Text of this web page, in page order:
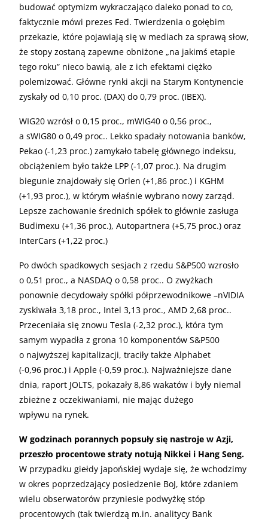
budować optymizm wykraczająco daleko ponad to co,
faktycznie mówi prezes Fed. Twierdzenia o gołębim
przekazie, które pojawiają się w mediach za sprawą słow,
że stopy zostaną zapewne obniżone „na jakimś etapie
tego roku” nieco bawią, ale z ich efektami ciężko
polemizować. Główne rynki akcji na Starym Kontynencie
zyskały od 0,10 proc. (DAX) do 0,79 proc. (IBEX).
WIG20 wzrósł o 0,15 proc., mWIG40 o 0,56 proc.,
a sWIG80 o 0,49 proc.. Lekko spadały notowania banków,
Pekao (-1,23 proc.) zamykało tabelę głównego indeksu,
obciążeniem było także LPP (-1,07 proc.). Na drugim
biegunie znajdowały się Orlen (+1,86 proc.) i KGHM
(+1,93 proc.), w którym właśnie wybrano nowy zarząd.
Lepsze zachowanie średnich spółek to głównie zasługa
Budimexu (+1,36 proc.), Autopartnera (+5,75 proc.) oraz
InterCars (+1,22 proc.)
Po dwóch spadkowych sesjach z rzedu S&P500 wzrosło
o 0,51 proc., a NASDAQ o 0,58 proc.. O zwyżkach
ponownie decydowały spółki półprzewodnikowe –nVIDIA
zyskiwała 3,18 proc., Intel 3,13 proc., AMD 2,68 proc..
Przeceniała się znowu Tesla (-2,32 proc.), która tym
samym wypadła z grona 10 komponentów S&P500
o najwyższej kapitalizacji, traciły także Alphabet
(-0,96 proc.) i Apple (-0,59 proc.). Najważniejsze dane
dnia, raport JOLTS, pokazały 8,86 wakatów i były niemal
zbieżne z oczekiwaniami, nie mając dużego
wpływu na rynek.
W godzinach porannych popsuły się nastroje w Azji,
przeszło procentowe straty notują Nikkei i Hang Seng.
W przypadku giełdy japońskiej wydaje się, że wchodzimy
w okres poprzedzający posiedzenie BoJ, które zdaniem
wielu obserwatorów przyniesie podwyżkę stóp
procentowych (tak twierdzą m.in. analitycy Bank